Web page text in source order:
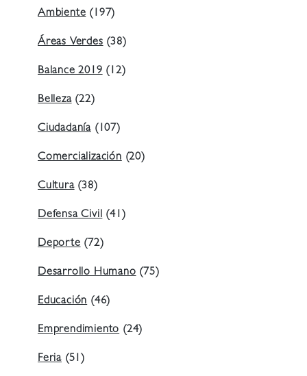
Ambiente (197)
Áreas Verdes (38)
Balance 2019 (12)
Belleza(22)
Ciudadanía (107)
Comercialización (20)
Cultura(38)
Defensa Civil (41)
Deporte (72)
Desarrollo Humano (75)
Educación (46)
Emprendimiento (24)
Feria (51)